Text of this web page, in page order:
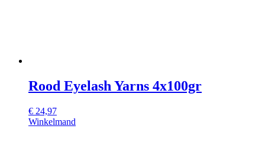
Rood Eyelash Yarns 4x100gr
€ 24,97
Winkelmand